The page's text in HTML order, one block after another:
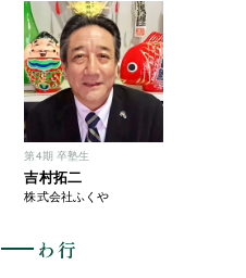
第4期 卒塾生
吉村拓二
株式会社ふくや
わ行